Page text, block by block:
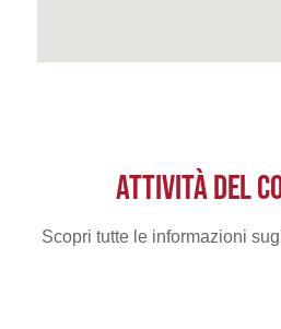
ATTIVITÀ DEL
Scopri tutte le informazioni